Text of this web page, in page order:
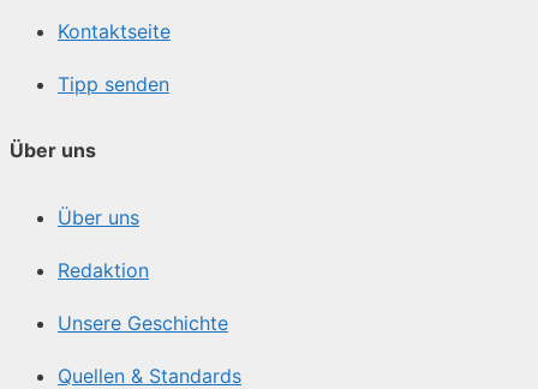
Kontaktseite
Tipp senden
Über uns
Über uns
Redaktion
Unsere Geschichte
Quellen & Standards